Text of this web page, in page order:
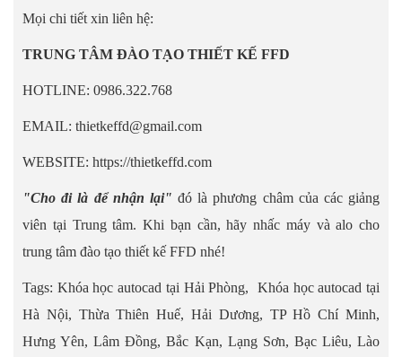
Mọi chi tiết xin liên hệ:
TRUNG TÂM ĐÀO TẠO THIẾT KẾ FFD
HOTLINE: 0986.322.768
EMAIL: thietkeffd@gmail.com
WEBSITE: https://thietkeffd.com
"Cho đi là để nhận lại" đó là phương châm của các giảng
viên tại Trung tâm. Khi bạn cần, hãy nhấc máy và alo cho
trung tâm đào tạo thiết kế FFD nhé!
Tags: Khóa học autocad tại Hải Phòng, Khóa học autocad tại
Hà Nội, Thừa Thiên Huế, Hải Dương, TP Hồ Chí Minh,
Hưng Yên, Lâm Đồng, Bắc Kạn, Lạng Sơn, Bạc Liêu, Lào